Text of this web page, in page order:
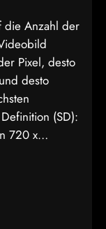
die Anzahl der
Pixel, desto
desto
(SD):
720 x…